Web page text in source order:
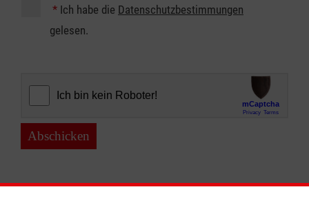
* Ich habe die Datenschutzbestimmungen
gelesen.
Abschicken